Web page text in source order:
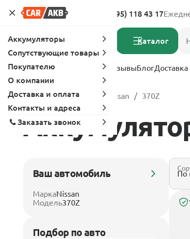
Адреса магазинов 8 (495) 118 43 17
Каталог
Услуги Вопрос-ответ ОтзывыБлог
Главная Каталог Nissan 370Z
Ваш автомобиль
МаркаNissan
Модель370Z
Подбор по авто
Аккумуляторы
Сопутствующие товары
Покупателю
О компании
Доставка и оплата
Контакты и адреса
Заказать звонок